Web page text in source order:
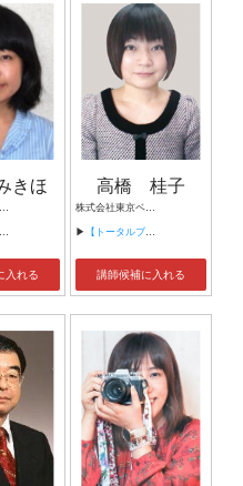
きほ
訪日インバウンド対応研究家 訪日インバウンド対応総合研究所
入れる
高橋 桂子
株式会社東京ベロマーケット 代表取締役, 社団法人 みなとむすぶ地域活性コミュニティ協会 代表理事
▶ 【トータルブランディングビジネスについて】
講師候補に入れる